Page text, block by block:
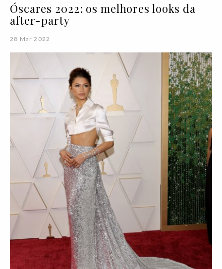
Óscares 2022: os melhores looks da
after-party
28 Mar 2022